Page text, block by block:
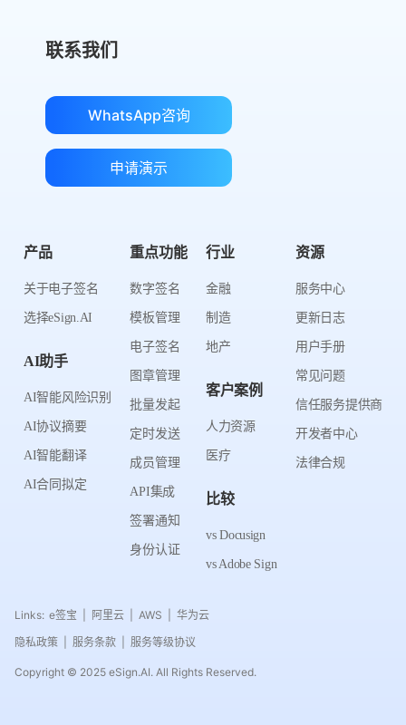
联系我们
WhatsApp咨询
申请演示
产品
关于电子签名
选择eSign.AI
AI助手
AI智能风险识别
AI协议摘要
AI智能翻译
AI合同拟定
重点功能
数字签名
模板管理
电子签名
图章管理
批量发起
定时发送
成员管理
API集成
签署通知
身份认证
行业
金融
制造
地产
客户案例
人力资源
医疗
比较
vs Docusign
vs Adobe Sign
资源
服务中心
更新日志
用户手册
常见问题
信任服务提供商
开发者中心
法律合规
Links: e签宝 阿里云 AWS
华为云
隐私政策
服务条款 服务等级协议
Copyright © 2025 eSign.AI. All Rights Reserved.